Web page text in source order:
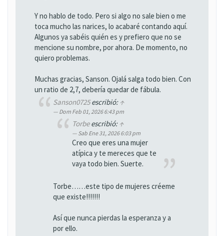
Y no hablo de todo. Pero si algo no sale bien o me
toca mucho las narices, lo acabaré contando aquí.
Algunos ya sabéis quién es y prefiero que no se
mencione su nombre, por ahora. De momento, no
quiero problemas.
Muchas gracias, Sanson. Ojalá salga todo bien. Con
un ratio de 2,7, debería quedar de fábula.
Sanson0725escribió: ↑
Dom Feb 01, 2026 6:43 pm
Torbeescribió: ↑
Sab Ene 31, 2026 6:03 pm
Creo que eres una mujer
atípica y te mereces que te
vaya todo bien. Suerte.
Torbe……este tipo de mujeres créeme
que existe!!!!!!!
Así que nunca pierdas la esperanza y a
por ello.